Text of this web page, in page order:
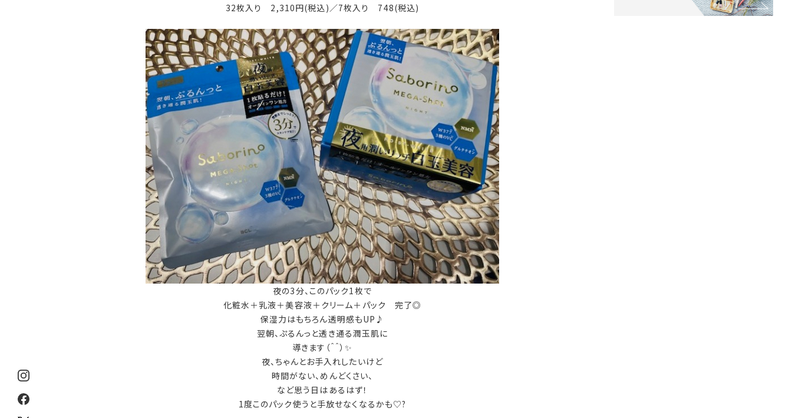
32枚入り 2,310円(税込)／7枚入り 748(税込)
夜の3分、このパック1枚で
化粧水＋乳液＋美容液＋クリーム＋パック 完了◎
保湿力はもちろん透明感もUP♪
翌朝、ぷるんっと透き通る潤玉肌に
導きます（＾＾）✨
夜、ちゃんとお手入れしたいけど
時間がない、めんどくさい、
など思う日はあるはず！
1度このパック使うと手放せなくなるかも♡?